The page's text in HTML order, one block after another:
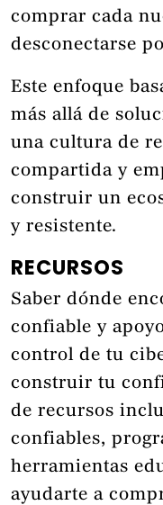
comprar cada
desconectarse
Este enfoque
más allá de
una cultura de
compartida y
construir un
y resistente.
RECURSOS
Saber dónde
confiable y
control de tu
construir tu
de recursos
confiables,
herramientas
ayudarte a